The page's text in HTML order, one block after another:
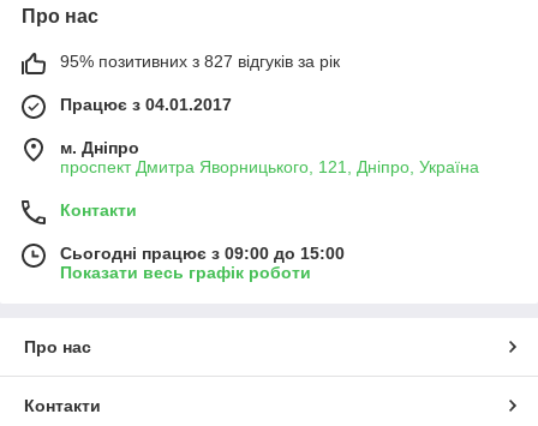
Про нас
95% позитивних з 827 відгуків за рік
Працює з 04.01.2017
м. Дніпро
проспект Дмитра Яворницького, 121, Дніпро, Україна
Контакти
Сьогодні працює з 09:00 до 15:00
Показати весь графік роботи
Про нас
Контакти